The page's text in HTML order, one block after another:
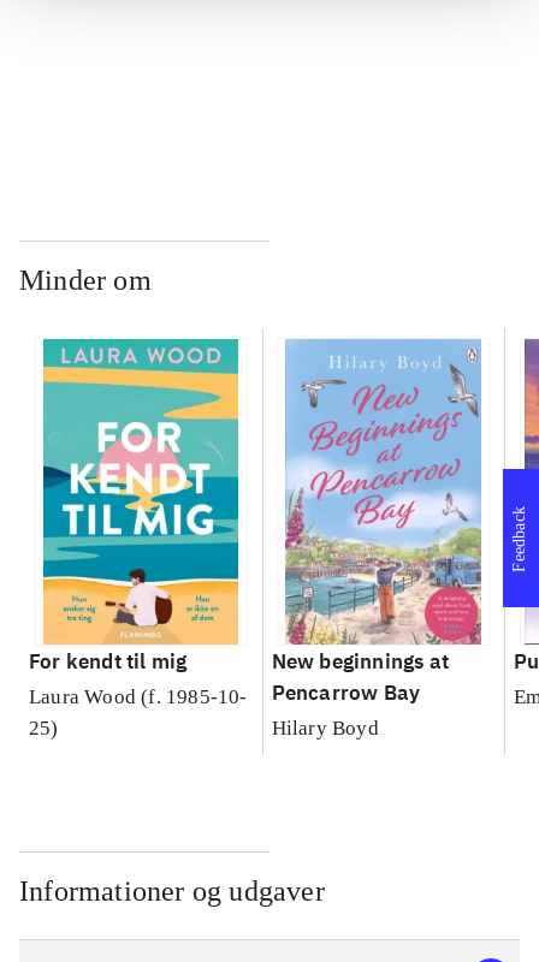
Minder om
For kendt til mig
Laura Wood (f. 1985-10-
25)
New beginnings at
Pencarrow Bay
Hilary Boyd
Informationer og udgaver
Feedback